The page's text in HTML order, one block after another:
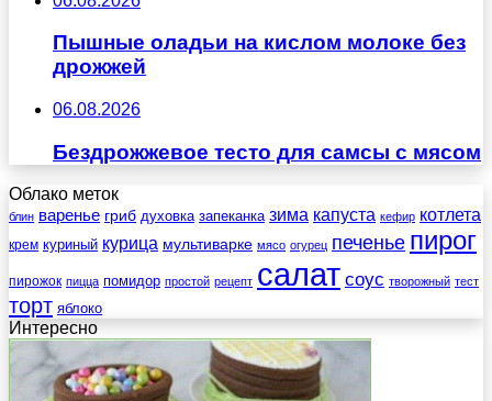
Пышные оладьи на кислом молоке без
дрожжей
06.08.2026
Бездрожжевое тесто для самсы с мясом
Облако меток
блин варенье гриб духовка запеканка зима капуста кефир котлета
крем куриный курица мультиварке мясо огурец печенье пирог
пирожок пицца помидор простой рецепт салат соус творожный тест
торт яблоко
Интересно